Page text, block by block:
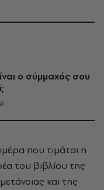
ο σύμμαχός σου
που τιμάται η
του βιβλίου της
και της